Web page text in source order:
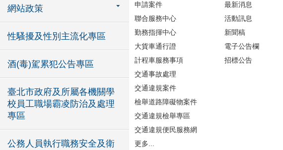
網站政策
性騷擾及性別主流化專區
酒(毒)駕累犯公告專區
臺北市政府及所屬各機關學
校員工職場霸凌防治及處理
專區
公務人員執行職務安全及衛
申請案件
聯合服務中心
勤務指揮中心
大貨車通行證
計程車服務事項
交通事故處理
交通違規案件
檢舉道路障礙物案件
交通違規檢舉專區
交通違規便民服務網
更多...
最新消息
活動訊息
新聞稿
電子公告欄
招標公告